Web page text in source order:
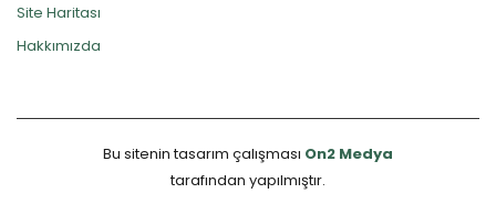
Site Haritası
Hakkımızda
Bu sitenin tasarım çalışması On2 Medya
tarafından yapılmıştır.